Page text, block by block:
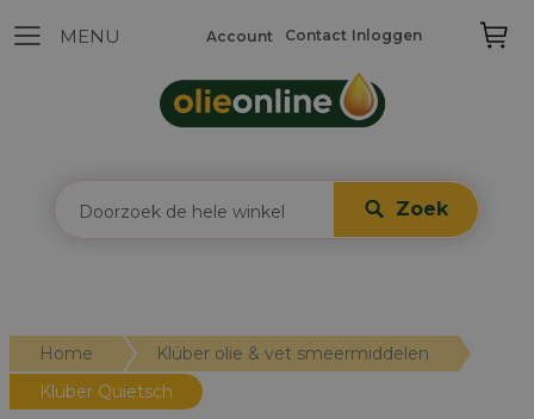
Zoek
Contact Inloggen
Account
Home
Klüber olie & vet smeermiddelen
Klüber Quietsch